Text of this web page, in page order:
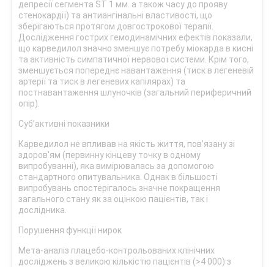
депресії сегмента ST 1 мм. а також часу до прояву
стенокардії) та антиангінальні властивості, що
зберігаються протягом довгострокової терапії.
Дослідження гострих гемодинамічних ефектів показали,
що карведилол значно зменшує потребу міокарда в кисні
та активність симпатичної нервової системи. Крім того,
зменшується попереднє навантаження (тиск в легеневій
артерії та тиск в легеневих капілярах) та
постнавантаження шлуночків (загальний периферичний
опір).
Суб’активні показники
Карведилол не впливав на якість життя, пов’язану зі
здоров'ям (первинну кінцеву точку в одному
випробуванні), яка вимірювалась за допомогою
стандартного опитувальника. Однак в більшості
випробувань спостерігалось значне покращення
загального стану як за оцінкою пацієнтів, так і
дослідника.
Порушення функції нирок
Мета-аналіз плацебо-контрольованих клінічних
досліджень з великою кількістю пацієнтів (>4 000) з